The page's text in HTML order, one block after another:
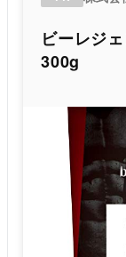
ビーレジ
300g